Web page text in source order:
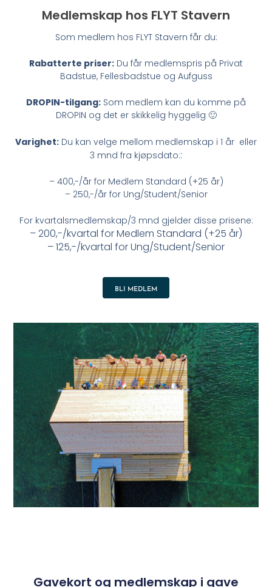
Medlemskap hos FLYT Stavern
Som medlem hos FLYT Stavern får du:
Rabatterte priser: Du får medlemspris på Privat
Badstue, Fellesbadstue og Aufguss
DROPIN-tilgang: Som medlem kan du komme på
DROPIN og det er skikkelig hyggelig 🙂
Varighet: Du kan velge mellom medlemskap i 1 år eller
3 mnd fra kjøpsdato::
– 400,-/år for Medlem Standard (+25 år)
– 250,-/år for Ung/Student/Senior
For kvartalsmedlemskap/3 mnd gjelder disse prisene:
– 200,-/kvartal for Medlem Standard (+25 år)
– 125,-/kvartal for Ung/Student/Senior
BLI MEDLEM
Gavekort og medlemskap i gave